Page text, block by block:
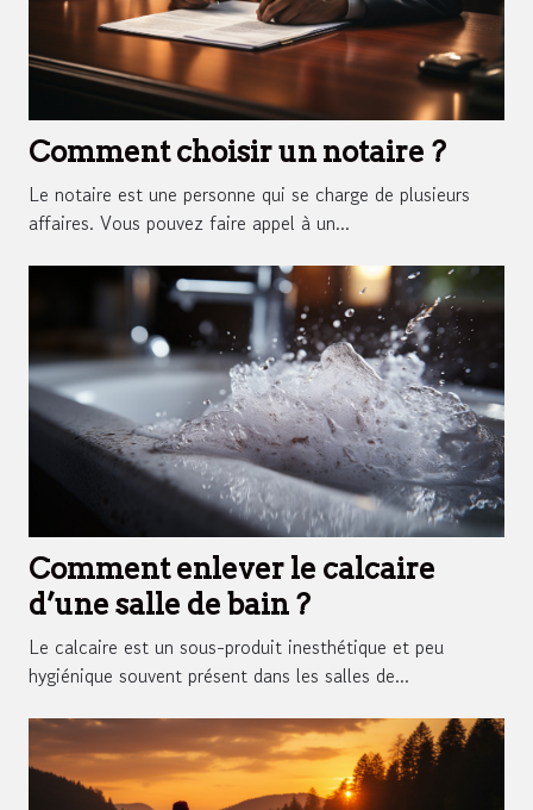
Comment choisir un notaire ?
Le notaire est une personne qui se charge de plusieurs
affaires. Vous pouvez faire appel à un...
Comment enlever le calcaire
d’une salle de bain ?
Le calcaire est un sous-produit inesthétique et peu
hygiénique souvent présent dans les salles de...